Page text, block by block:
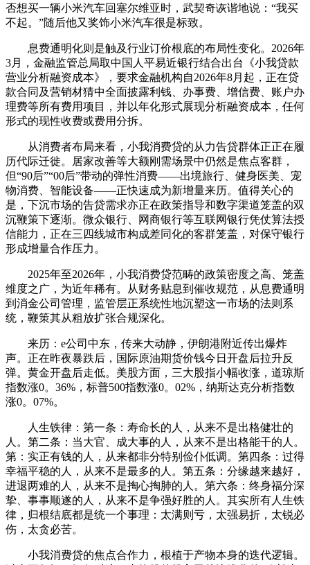
否想买一辆小米汽车回塞尔维亚时，武契奇诙谐地说：“我买
不起。”随后他又奖饰小米汽车很是标致。
息费通明化则是触及行业订价根底的布局性变化。2026年
3月，金融监管总局取中国人平易近银行结合出台《小我贷款
营业分析融资成本》，要求金融机构自2026年8月起，正在贷
款合同及营销材猜中全面披露利钱、办事费、增信费、账户办
理费等所有费用项目，并以年化形式展现分析融资成本，任何
形式的现性收费或费用分拆。
从消费者布局来看，小我消费贷的从力告贷群体正正在履
历代际迁徙。居家改善等大额刚需场景中仍然是焦点客群，
但“90后”“00后”带动的弹性消费——出境旅行、健身医美、宠
物消费、智能设备——正快速成为新增量来历。值得关心的
是，下沉市场的告贷需求亦正在政策指导和数字渠道笼盖的双
沉鞭策下逐渐。微众银行、网商银行等互联网银行凭仗算法授
信能力，正在三四线城市构成差同化的客群笼盖，对保守银行
形成增量合作压力。
2025年至2026年，小我消费贷范畴的政策密度之高、笼盖
维度之广，为近年稀有。从财务贴息到催收规范，从息费通明
到消金公司管理，监管层正系统性地沉塑这一市场的法则系
统，鞭策其从粗放扩张合规深化。
来历：e公司中东，传来大动静，伊朗港附近传出爆炸
声。正在昨夜暴跌后，国际原油期货价钱今日开盘后拉升反
弹。黄金开盘后走低。美股方面，三大股指小幅收涨，道琼斯
指数涨0。36%，标普500指数涨0。02%，纳斯达克分析指数
涨0。07%。
人生铁律：第一条：寿命长的人，从来不是出格健壮的
人。第二条：当大官、成大事的人，从来不是出格能干的人。
第：实正有钱的人，从来都非分特别俭仆低调。第四条：过得
幸福平稳的人，从来不是最多的人。第五条：分缘越来越好，
进退两难的人，从来不是掏心掏肺的人。第六条：终身福分深
挚、事事顺遂的人，从来不是争强好胜的人。其实所有人生铁
律，归根结底都是统一个事理：太满则亏，太强易折，太锐必
伤，太贪必苦。
小我消费贷的焦点合作力，根植于产物本身的迭代逻辑。